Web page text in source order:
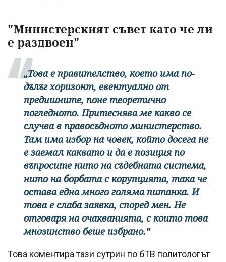
"Министерският съвет като че ли
е раздвоен"
„Това е правителство, което има по-
дълъг хоризонт, евентуално от
предишните, поне теоретично
погледното. Притеснява ме какво се
случва в правосъдното министерство.
Там има избор на човек, който досега не
е заемал каквато и да е позиция по
въпросите нито на съдебната система,
нито на борбата с корупцията, така че
остава една много голяма питанка. И
това е слаба заявка, според мен. Не
отговаря на очакванията, с които това
мнозинство беше избрано.“
Това коментира тази сутрин по бТВ политологът